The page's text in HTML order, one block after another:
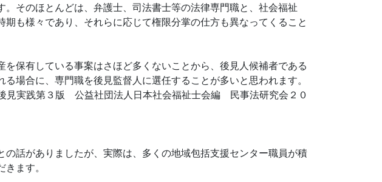
そのほとんどは、弁護士、司法書士等の法律専門職と、社会福祉
も様々であり、それらに応じて権限分掌の仕方も異なってくること
保有している事案はさほど多くないことから、後見人候補者である
場合に、専門職を後見監督人に選任することが多いと思われます。
実践第３版 公益社団法人日本社会福祉士会編 民事法研究会２０
話がありましたが、実際は、多くの地域包括支援センター職員が積
ます。